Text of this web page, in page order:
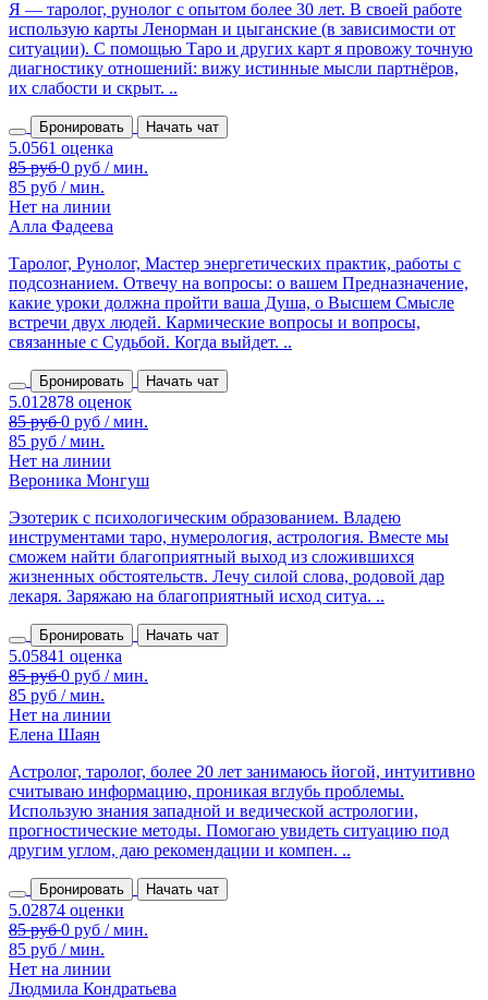
Я — таролог, рунолог с опытом более 30 лет. В своей работе
использую карты Ленорман и цыганские (в зависимости от
ситуации). С помощью Таро и других карт я провожу точную
диагностику отношений: вижу истинные мысли партнёров,
их слабости и скрыт. ..
Бронировать Начать чат
85 руб / мин.
Нет на линии
Алла Фадеева
Таролог, Рунолог, Мастер энергетических практик, работы с
подсознанием. Отвечу на вопросы: о вашем Предназначение,
какие уроки должна пройти ваша Душа, о Высшем Смысле
встречи двух людей. Кармические вопросы и вопросы,
связанные с Судьбой. Когда выйдет. ..
Бронировать Начать чат
85 руб / мин.
Нет на линии
Вероника Монгуш
Эзотерик с психологическим образованием. Владею
инструментами таро, нумерология, астрология. Вместе мы
сможем найти благоприятный выход из сложившихся
жизненных обстоятельств. Лечу силой слова, родовой дар
лекаря. Заряжаю на благоприятный исход ситуа. ..
Бронировать Начать чат
85 руб / мин.
Нет на линии
Елена Шаян
Астролог, таролог, более 20 лет занимаюсь йогой, интуитивно
считываю информацию, проникая вглубь проблемы.
Использую знания западной и ведической астрологии,
прогностические методы. Помогаю увидеть ситуацию под
другим углом, даю рекомендации и компен. ..
Бронировать Начать чат
85 руб / мин.
Нет на линии
Людмила Кондратьева